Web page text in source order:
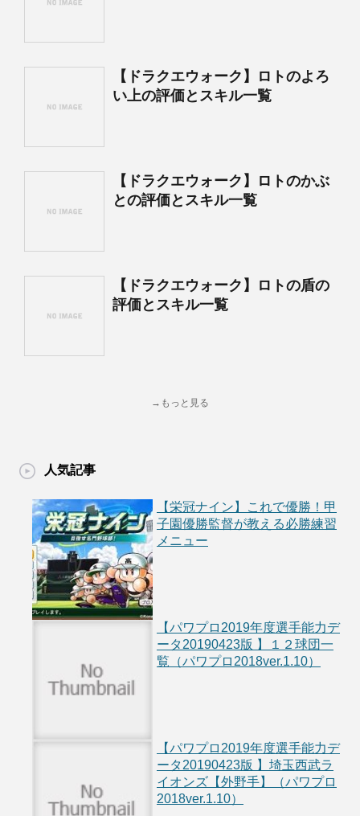
【ドラクエウォーク】ロトのよろ
い上の評価とスキル一覧
【ドラクエウォーク】ロトのかぶ
との評価とスキル一覧
【ドラクエウォーク】ロトの盾の
評価とスキル一覧
→もっと見る
人気記事
【栄冠ナイン】これで優勝！甲
子園優勝監督が教える必勝練習
メニュー
【パワプロ2019年度選手能力デ
ータ20190423版 】１２球団一
覧（パワプロ2018ver.1.10）
【パワプロ2019年度選手能力デ
ータ20190423版 】埼玉西武ラ
イオンズ【外野手】（パワプロ
2018ver.1.10）